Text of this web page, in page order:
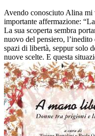
Avendo conosciuto Alina mi
importante affermazione:
La sua scoperta sembra
nuovo del pensiero,
spazi di libertà, seppur solo
nuove scelte. E questa